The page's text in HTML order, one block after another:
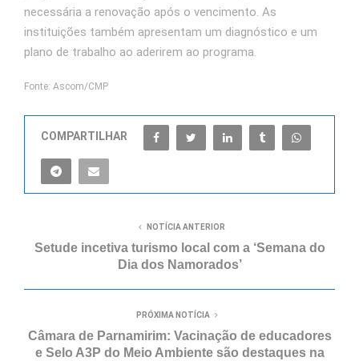
necessária a renovação após o vencimento. As
instituições também apresentam um diagnóstico e um
plano de trabalho ao aderirem ao programa.
Fonte: Ascom/CMP
COMPARTILHAR
NOTÍCIA ANTERIOR
Setude incetiva turismo local com a ‘Semana do
Dia dos Namorados’
PRÓXIMA NOTÍCIA
Câmara de Parnamirim: Vacinação de educadores
e Selo A3P do Meio Ambiente são destaques na